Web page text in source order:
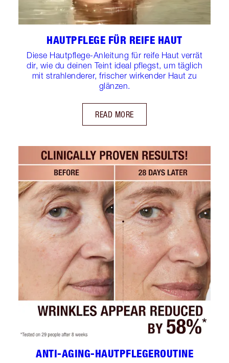
HAUTPFLEGE FÜR REIFE HAUT
Diese Hautpflege-Anleitung für reife Haut verrät
dir, wie du deinen Teint ideal pflegst, um täglich
mit strahlenderer, frischer wirkender Haut zu
glänzen.
READ MORE
ANTI-AGING-HAUTPFLEGEROUTINE